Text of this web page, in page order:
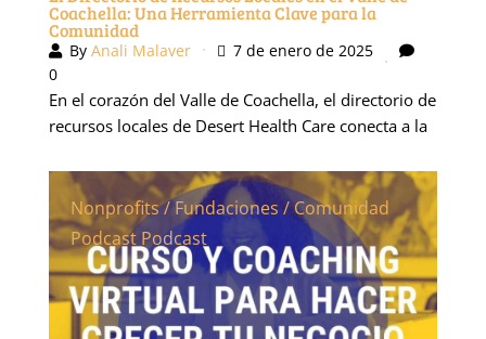
El Directorio de Recursos Locales en el Valle de
Coachella: Una Herramienta Clave para la
Comunidad
0
En el corazón del Valle de Coachella, el directorio de
Nonprofits / Fundaciones / Comunidad
Podcast Podcast